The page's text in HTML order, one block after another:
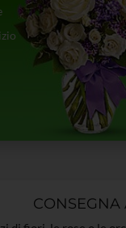
CONSEGNA